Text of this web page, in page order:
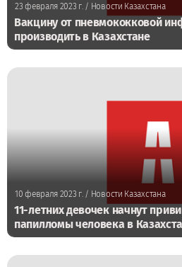
23 февраля 2023 г. / Новости Казахстана
Вакцину от пневмококковой
производить в Казахстане
10 февраля 2023 г./ Новости Казахстана
11-летних девочек начнут
папилломы человека в